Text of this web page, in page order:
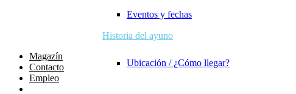
Eventos y fechas
Ubicación / ¿Cómo llegar?
Historia del ayuno
Magazín
Contacto
Empleo